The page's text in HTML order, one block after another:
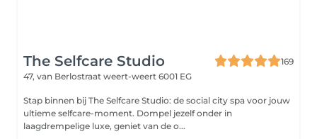
The Selfcare Studio
169
47, van Berlostraat weert-weert 6001 EG
Stap binnen bij The Selfcare Studio: de social city spa voor jouw
ultieme selfcare-moment. Dompel jezelf onder in
laagdrempelige luxe, geniet van de o...